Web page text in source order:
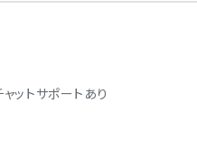
ャットサポートあり